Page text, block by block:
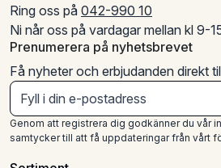
Ring oss på 042-990 10
Ni når oss på vardagar mellan kl 9-
Prenumerera på nyhetsbrevet
Få nyheter och erbjudanden direkt
Genom att registrera dig godkänner du vår
samtycker till att få uppdateringar från vårt